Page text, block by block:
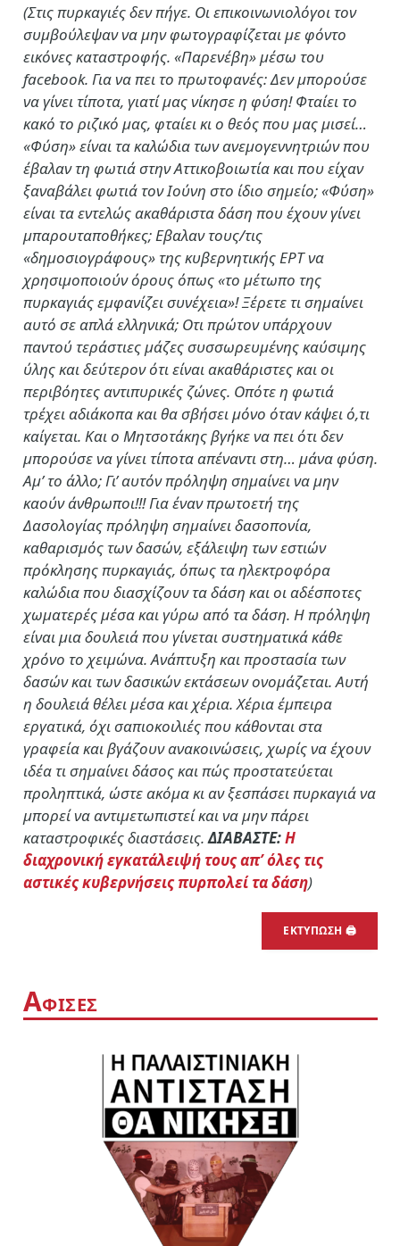
(Στις πυρκαγιές δεν πήγε. Οι επικοινωνιολόγοι τον
συμβούλεψαν να μην φωτογραφίζεται με φόντο
εικόνες καταστροφής. «Παρενέβη» μέσω του
facebook. Για να πει το πρωτοφανές: Δεν μπορούσε
να γίνει τίποτα, γιατί μας νίκησε η φύση! Φταίει το
κακό το ριζικό μας, φταίει κι ο θεός που μας μισεί…
«Φύση» είναι τα καλώδια των ανεμογεννητριών που
έβαλαν τη φωτιά στην Αττικοβοιωτία και που είχαν
ξαναβάλει φωτιά τον Ιούνη στο ίδιο σημείο; «Φύση»
είναι τα εντελώς ακαθάριστα δάση που έχουν γίνει
μπαρουταποθήκες; Εβαλαν τους/τις
«δημοσιογράφους» της κυβερνητικής ΕΡΤ να
χρησιμοποιούν όρους όπως «το μέτωπο της
πυρκαγιάς εμφανίζει συνέχεια»! Ξέρετε τι σημαίνει
αυτό σε απλά ελληνικά; Οτι πρώτον υπάρχουν
παντού τεράστιες μάζες συσσωρευμένης καύσιμης
ύλης και δεύτερον ότι είναι ακαθάριστες και οι
περιβόητες αντιπυρικές ζώνες. Οπότε η φωτιά
τρέχει αδιάκοπα και θα σβήσει μόνο όταν κάψει ό,τι
καίγεται. Και ο Μητσοτάκης βγήκε να πει ότι δεν
μπορούσε να γίνει τίποτα απέναντι στη… μάνα φύση.
Αμ’ το άλλο; Γι’ αυτόν πρόληψη σημαίνει να μην
καούν άνθρωποι!!! Για έναν πρωτοετή της
Δασολογίας πρόληψη σημαίνει δασοπονία,
καθαρισμός των δασών, εξάλειψη των εστιών
πρόκλησης πυρκαγιάς, όπως τα ηλεκτροφόρα
καλώδια που διασχίζουν τα δάση και οι αδέσποτες
χωματερές μέσα και γύρω από τα δάση. Η πρόληψη
είναι μια δουλειά που γίνεται συστηματικά κάθε
χρόνο το χειμώνα. Ανάπτυξη και προστασία των
δασών και των δασικών εκτάσεων ονομάζεται. Αυτή
η δουλειά θέλει μέσα και χέρια. Χέρια έμπειρα
εργατικά, όχι σαπιοκοιλιές που κάθονται στα
γραφεία και βγάζουν ανακοινώσεις, χωρίς να έχουν
ιδέα τι σημαίνει δάσος και πώς προστατεύεται
προληπτικά, ώστε ακόμα κι αν ξεσπάσει πυρκαγιά να
μπορεί να αντιμετωπιστεί και να μην πάρει
καταστροφικές διαστάσεις.ΔΙΑΒΑΣΤΕ:Η
διαχρονική εγκατάλειψή τους απ’ όλες τις
αστικές κυβερνήσεις πυρπολεί τα δάση)
ΕΚΤΥΠΩΣΗ 🖨
ΑΦΙΣΕΣ